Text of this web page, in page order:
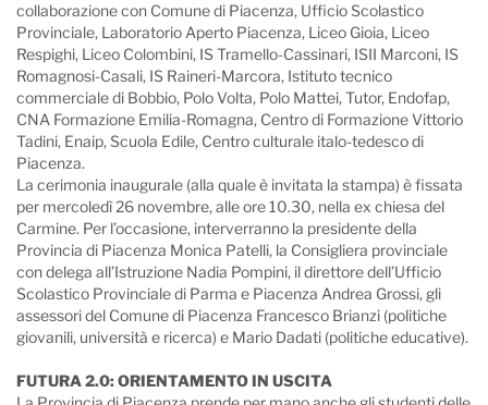
collaborazione con Comune di Piacenza, Ufficio Scolastico
Provinciale, Laboratorio Aperto Piacenza, Liceo Gioia, Liceo
Respighi, Liceo Colombini, IS Tramello-Cassinari, ISII Marconi, IS
Romagnosi-Casali, IS Raineri-Marcora, Istituto tecnico
commerciale di Bobbio, Polo Volta, Polo Mattei, Tutor, Endofap,
CNA Formazione Emilia-Romagna, Centro di Formazione Vittorio
Tadini, Enaip, Scuola Edile, Centro culturale italo-tedesco di
Piacenza.
La cerimonia inaugurale (alla quale è invitata la stampa) è fissata
per mercoledì 26 novembre, alle ore 10.30, nella ex chiesa del
Carmine. Per l’occasione, interverranno la presidente della
Provincia di Piacenza Monica Patelli, la Consigliera provinciale
con delega all’Istruzione Nadia Pompini, il direttore dell’Ufficio
Scolastico Provinciale di Parma e Piacenza Andrea Grossi, gli
assessori del Comune di Piacenza Francesco Brianzi (politiche
giovanili, università e ricerca) e Mario Dadati (politiche educative).
FUTURA 2.0: ORIENTAMENTO IN USCITA